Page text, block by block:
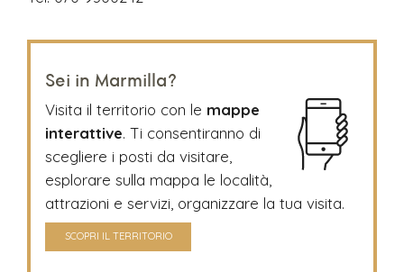
Sei in Marmilla?
Visita il territorio con le mappe
interattive. Ti consentiranno di
scegliere i posti da visitare,
esplorare sulla mappa le località,
attrazioni e servizi, organizzare la tua visita.
SCOPRI IL TERRITORIO